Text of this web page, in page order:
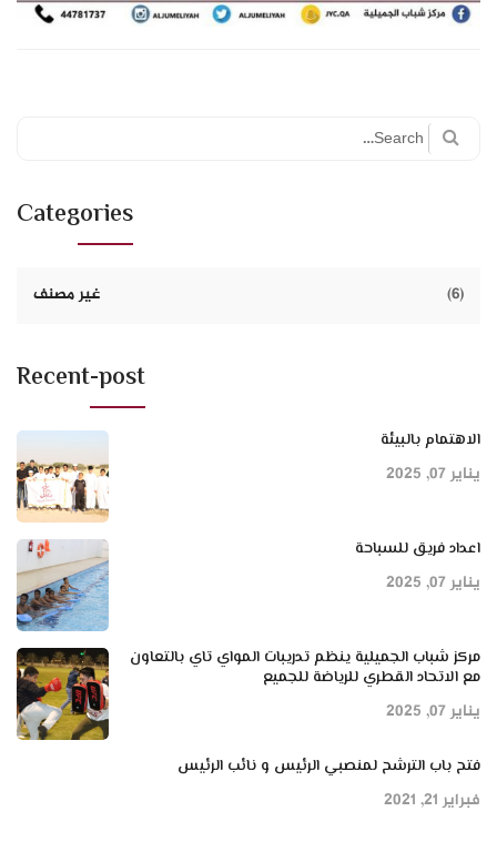
Search
Categories
غير مصنف (6)
Recent-post
الاهتمام بالبيئة
يناير 07, 2025
اعداد فريق للسباحة
يناير 07, 2025
مركز شباب الجميلية ينظم تدريبات المواي تاي بالتعاون
مع الاتحاد القطري للرياضة للجميع
يناير 07, 2025
فتح باب الترشح لمنصبي الرئيس و نائب الرئيس
فبراير 21, 2021